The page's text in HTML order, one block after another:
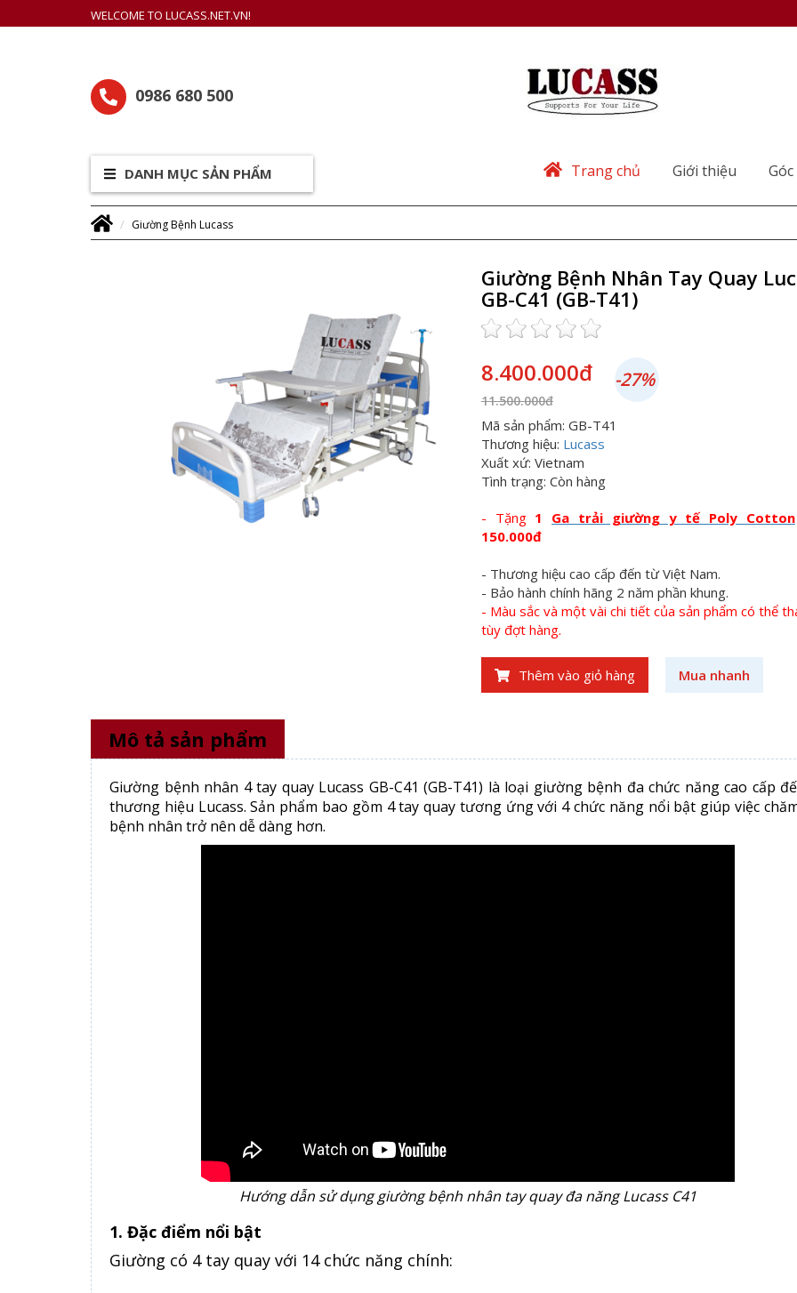
WELCOME TO LUCASS.NET.VN!
0986 680 500
DANH MỤC SẢN PHẨM Trang chủ Giới thiệu
Giường Bệnh Lucass
Giường Bệnh Nhân Tay Quay
GB-C41 (GB-T41)
8.400.000đ
11.500.000đ
-27%
Mã sản phẩm: GB-T41
Thương hiệu: Lucass
Xuất xứ: Vietnam
Tình trạng: Còn hàng
- Tặng 1 Ga trải giường y tế Poly Cotton
150.000đ
- Thương hiệu cao cấp đến từ Việt Nam.
- Bảo hành chính hãng 2 năm phần khung.
- Màu sắc và một vài chi tiết của sản phẩm có thể
tùy đợt hàng.
Thêm vào giỏ hàng Mua nhanh
Mô tả sản phẩm
Giường bệnh nhân 4 tay quay Lucass GB-C41 (GB-T41) là loại giường bệnh đa chức năng cao cấp
thương hiệu Lucass. Sản phẩm bao gồm 4 tay quay tương ứng với 4 chức năng nổi bật giúp việc
bệnh nhân trở nên dễ dàng hơn.
Hướng dẫn sử dụng giường bệnh nhân tay quay đa năng Lucass C41
1. Đặc điểm nổi bật
Giường có 4 tay quay với 14 chức năng chính: